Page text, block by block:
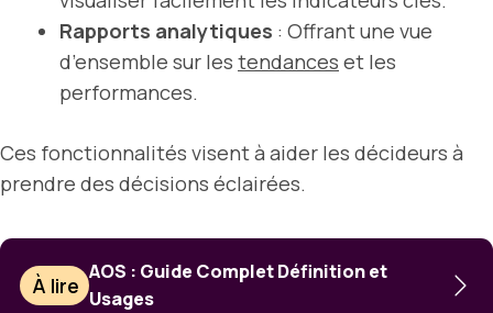
Rapports analytiques : Offrant une vue
d’ensemble sur les tendances et les
performances.
Ces fonctionnalités visent à aider les décideurs à
prendre des décisions éclairées.
À lire
AOS : Guide Complet Définition et
Usages